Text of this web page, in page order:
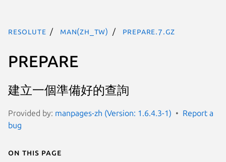
resolute man(zh_TW) prepare.7.gz
PREPARE
建立一個準備好的查詢
Provided by: manpages-zh (Version: 1.6.4.3-1)
Report a
bug
On this page